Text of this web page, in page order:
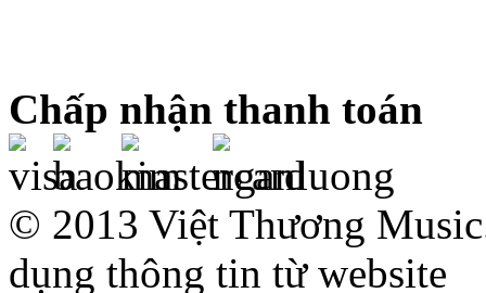
Chấp nhận thanh toán
© 2013 Việt Thương
dụng thông tin từ website